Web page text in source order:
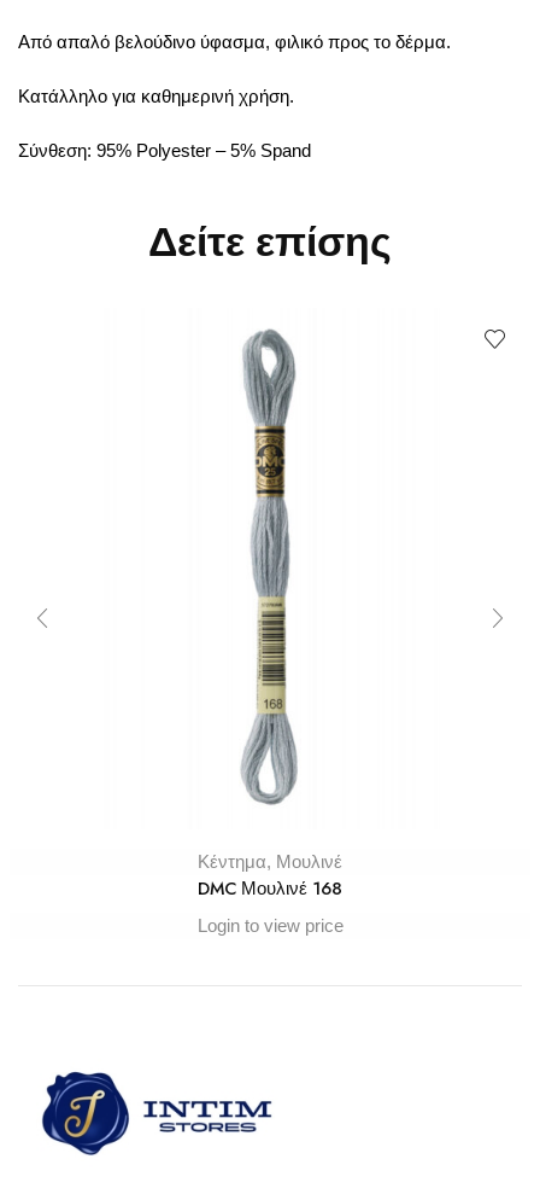
Από απαλό βελούδινο ύφασμα, φιλικό προς το δέρμα.
Κατάλληλο για καθημερινή χρήση.
Σύνθεση: 95% Polyester – 5% Spand
Δείτε επίσης
Κέντημα, Μουλινέ
DMC Μουλινέ 168
Login to view price